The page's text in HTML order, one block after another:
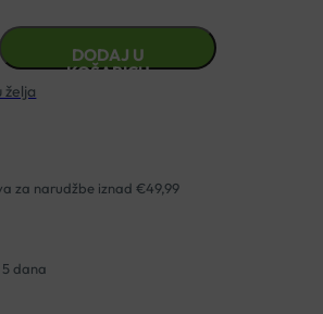
DODAJ U
KOŠARICU
želja
za narudžbe iznad €49,99
5 dana